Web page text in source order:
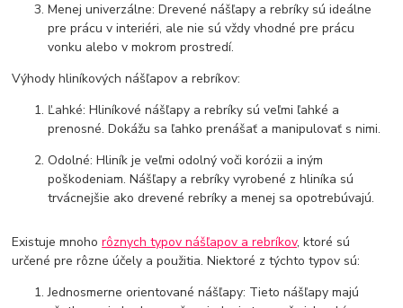
Menej univerzálne: Drevené nášľapy a rebríky sú ideálne
pre prácu v interiéri, ale nie sú vždy vhodné pre prácu
vonku alebo v mokrom prostredí.
Výhody hliníkových nášľapov a rebríkov:
Ľahké: Hliníkové nášľapy a rebríky sú veľmi ľahké a
prenosné. Dokážu sa ľahko prenášať a manipulovať s nimi.
Odolné: Hliník je veľmi odolný voči korózii a iným
poškodeniam. Nášľapy a rebríky vyrobené z hliníka sú
trvácnejšie ako drevené rebríky a menej sa opotrebúvajú.
Existuje mnohorôznych typov nášľapov a rebríkov, ktoré sú
určené pre rôzne účely a použitia. Niektoré z týchto typov sú:
Jednosmerne orientované nášľapy: Tieto nášľapy majú